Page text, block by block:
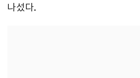
나섰다.